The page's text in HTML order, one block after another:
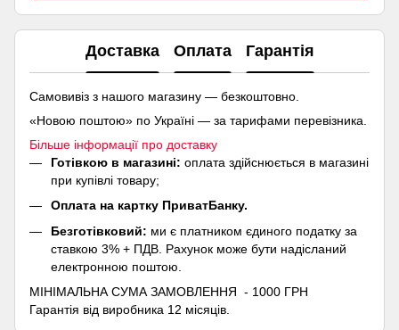
Доставка Оплата Гарантія
Самовивіз з нашого магазину — безкоштовно.
«Новою поштою» по Україні — за тарифами перевізника.
Більше інформації про доставку
Готівкою в магазині: оплата здійснюється в магазині
при купівлі товару;
Оплата на картку ПриватБанку.
Безготівковий: ми є платником єдиного податку за
ставкою 3% + ПДВ. Рахунок може бути надісланий
електронною поштою.
МІНІМАЛЬНА СУМА ЗАМОВЛЕННЯ - 1000 ГРН
Гарантія від виробника 12 місяців.